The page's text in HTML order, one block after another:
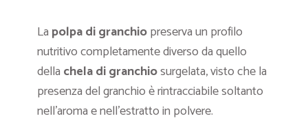
La polpa di granchiopreserva un profilo
nutritivo completamente diverso da quello
della chela di granchiosurgelata, visto che la
presenza del granchio è rintracciabile soltanto
nell’aroma e nell’estratto in polvere.